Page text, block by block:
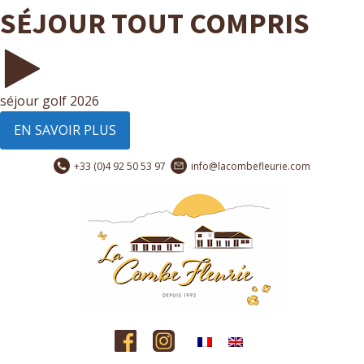
SÉJOUR TOUT COMPRIS
séjour golf 2026
EN SAVOIR PLUS
+33 (0)4 92 50 53 97 info@lacombefleurie.com